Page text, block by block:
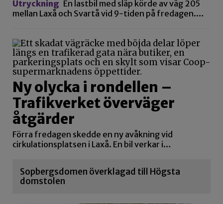
Utryckning En lastbil med släp körde av väg 205
mellan Laxå och Svartå vid 9-tiden på fredagen.…
Ny olycka i rondellen –
Trafikverket överväger
åtgärder
Förra fredagen skedde en ny avåkning vid
cirkulationsplatsen i Laxå. En bil verkar i…
Sopbergsdomen överklagad till Högsta
domstolen